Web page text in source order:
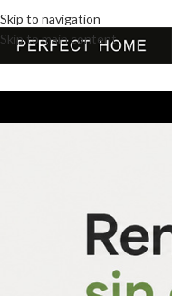
Skip to navigation
Skip to main content